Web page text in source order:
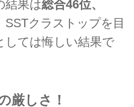
結果は総合46位、
SSTクラストップを目
しては悔しい結果で
厳しさ！